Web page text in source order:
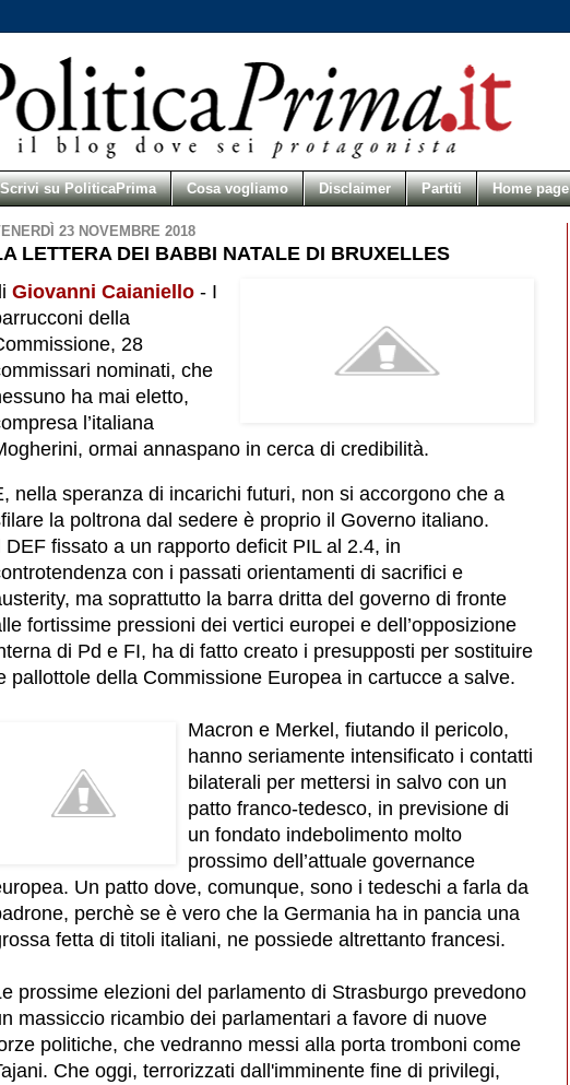
Scrivi su PoliticaPrima Cosa vogliamo Disclaimer Partiti Home page
23 NOVEMBRE 2018
LETTERA DEI BABBI NATALE DI BRUXELLES
Giovanni Caianiello - I
della
28
nominati, che
ha mai eletto,
l’italiana
ormai annaspano in cerca di credibilità.
nella speranza di incarichi futuri, non si accorgono che a
la poltrona dal sedere è proprio il Governo italiano.
DEF fissato a un rapporto deficit PIL al 2.4, in
con i passati orientamenti di sacrifici e
ma soprattutto la barra dritta del governo di fronte
fortissime pressioni dei vertici europei e dell’opposizione
di Pd e FI, ha di fatto creato i presupposti per sostituire
pallottole della Commissione Europea in cartucce a salve.
Macron e Merkel, fiutando il pericolo,
hanno seriamente intensificato i contatti
bilaterali per mettersi in salvo con un
patto franco-tedesco, in previsione di
un fondato indebolimento molto
prossimo dell’attuale governance
Un patto dove, comunque, sono i tedeschi a farla da
perchè se è vero che la Germania ha in pancia una
fetta di titoli italiani, ne possiede altrettanto francesi.
prossime elezioni del parlamento di Strasburgo prevedono
massiccio ricambio dei parlamentari a favore di nuove
politiche, che vedranno messi alla porta tromboni come
Che oggi, terrorizzati dall'imminente fine di privilegi,